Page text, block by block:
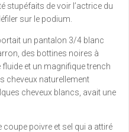
stupéfaits de voir l’actrice du
sur le podium.
un pantalon 3/4 blanc
des bottines noires à
et un magnifique trench
cheveux naturellement
cheveux blancs, avait une
coupe poivre et sel qui a attiré